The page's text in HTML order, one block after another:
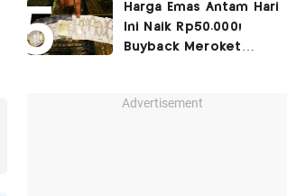
Harga Emas Antam Hari
Ini Naik Rp50.000!
Buyback Meroket
Advertisement